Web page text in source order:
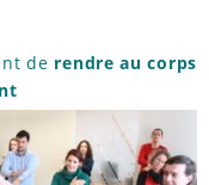
de rendre au corps